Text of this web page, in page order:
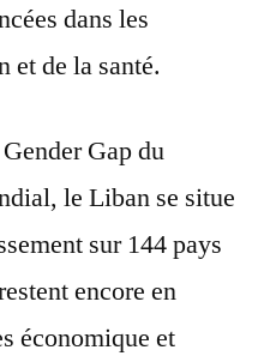
dans les
et de la santé.
Gap du
le Liban se situe
sur 144 pays
encore en
économique et